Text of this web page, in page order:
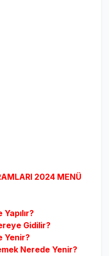
2024 MENÜ
Gidilir?
Yenir?
Nerede Yenir?